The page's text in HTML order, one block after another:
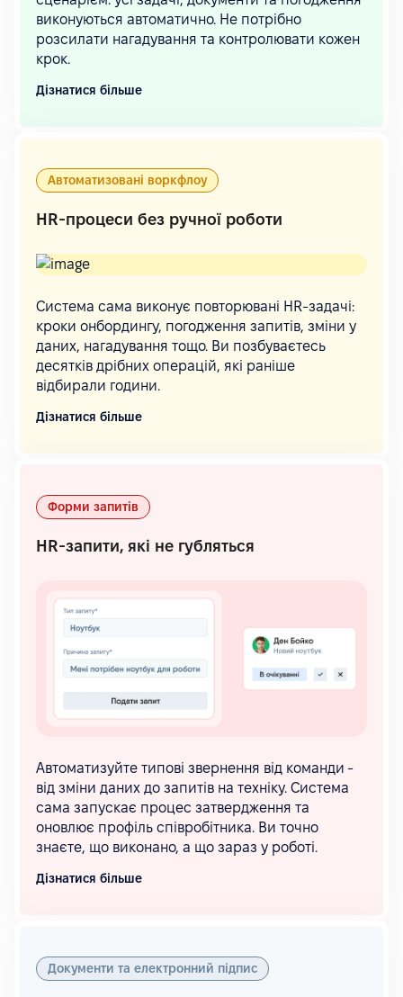
виконуються автоматично. Не потрібно
розсилати нагадування та контролювати кожен
крок.
Дізнатися більше
Автоматизовані воркфлоу
HR-процеси без ручної роботи
Система сама виконує повторювані HR-задачі:
кроки онбордингу, погодження запитів, зміни у
даних, нагадування тощо. Ви позбуваєтесь
десятків дрібних операцій, які раніше
відбирали години.
Дізнатися більше
Форми запитів
HR-запити, які не губляться
Автоматизуйте типові звернення від команди -
від зміни даних до запитів на техніку. Система
сама запускає процес затвердження та
оновлює профіль співробітника. Ви точно
знаєте, що виконано, а що зараз у роботі.
Дізнатися більше
Документи та електронний підпис